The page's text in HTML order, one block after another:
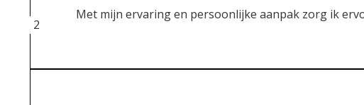
Met mijn ervaring en persoonlijke aanpak zorg ik
2